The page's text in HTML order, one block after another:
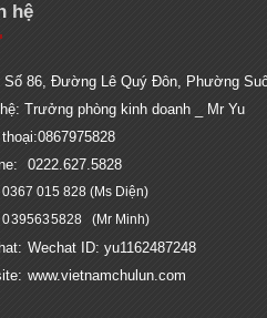
hệ
Số 86, Đường Lê Quý Đôn, Phường
Trưởng phòng kinh doanh _ Mr Yu
0867975828
0222.627.5828
0367 015 828 (Ms Diện)
0395635828 (Mr Minh)
Wechat ID: yu1162487248
www.vietnamchulun.com